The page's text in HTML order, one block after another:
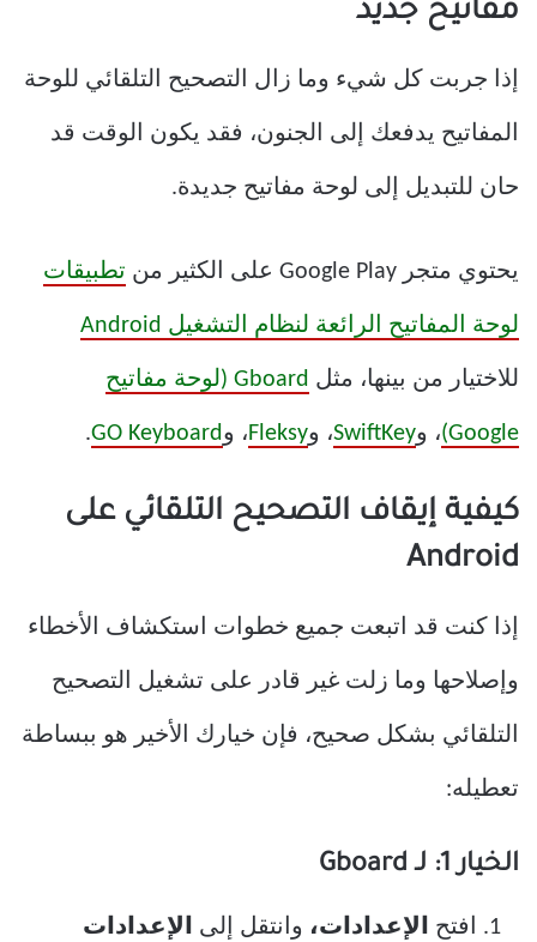
مفاتيح جديد
إذا جربت كل شيء وما زال التصحيح التلقائي للوحة
المفاتيح يدفعك إلى الجنون، فقد يكون الوقت قد
حان للتبديل إلى لوحة مفاتيح جديدة.
يحتوي متجر Google Play على الكثير من تطبيقات
لوحة المفاتيح الرائعة لنظام التشغيل Android
للاختيار من بينها، مثل Gboard (لوحة مفاتيح
Google) ، وSwiftKey، وFleksy، وGO Keyboard
.
كيفية إيقاف التصحيح التلقائي على
Android
إذا كنت قد اتبعت جميع خطوات استكشاف الأخطاء
وإصلاحها وما زلت غير قادر على تشغيل التصحيح
التلقائي بشكل صحيح، فإن خيارك الأخير هو ببساطة
تعطيله:
الخيار 1: لـ Gboard
افتح الإعدادات، وانتقل إلى الإعدادات